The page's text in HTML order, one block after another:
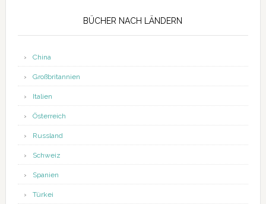
BÜCHER NACH LÄNDERN
China
Großbritannien
Italien
Österreich
Russland
Schweiz
Spanien
Türkei